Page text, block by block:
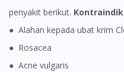
penyakit berikut.
● Alahan kepada ubat krim
● Rosacea
● Acne vulgaris